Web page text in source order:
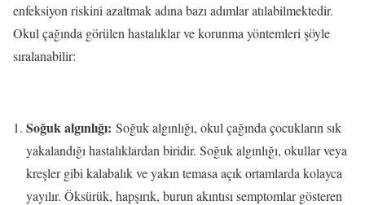
enfeksiyon riskini azaltmak adına bazı adımlar atılabilmektedir.
Okul çağında görülen hastalıklar ve korunma yöntemleri şöyle
sıralanabilir:
Soğuk algınlığı: Soğuk algınlığı, okul çağında çocukların sık
yakalandığı hastalıklardan biridir. Soğuk algınlığı, okullar veya
kreşler gibi kalabalık ve yakın temasa açık ortamlarda kolayca
yayılır. Öksürük, hapşırık, burun akıntısı semptomlar gösteren